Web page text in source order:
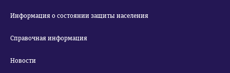
Информация о состоянии защиты населения
Справочная информация
Новости